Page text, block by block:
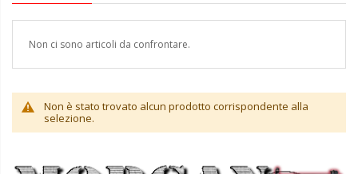
Non ci sono articoli da confrontare.
Non è stato trovato alcun prodotto corrispondente alla
selezione.